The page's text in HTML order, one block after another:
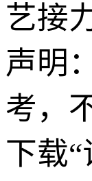
艺接
声明
考，
下载